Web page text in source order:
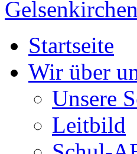
Startseite
Wir über
Unsere
Leitbild